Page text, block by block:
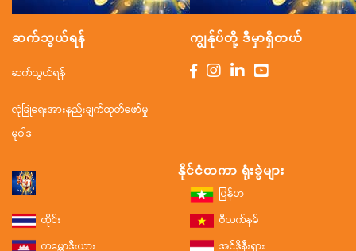
ဆက်သွယ်ရန်
ဆက်သွယ်ရန်
လုံခြုံရေးအားနည်းချက်ထုတ်ဖော်မှု
မူဝါဒ
ကျွန်ုပ်တို့ ဒီမှာရှိတယ်
နိုင်ငံတကာ ရုံးခွဲများ
မြန်မာ
ထိုင်း
ဗီယက်နမ်
ကမ္ဘောဒီးယား
အင်ဒိုနီးရှား